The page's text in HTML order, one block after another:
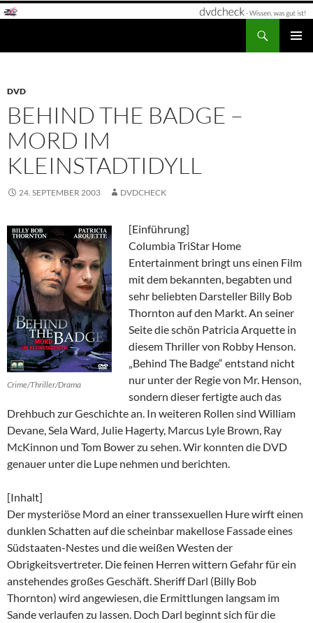
Zum
DVD
BEHIND THE BADGE –
MORD IM
KLEINSTADTIDYLL
24. SEPTEMBER 2003 DVDCHECK
Crime/Thriller/Drama
[Einführung]
Columbia TriStar Home
Entertainment bringt uns einen Film
mit dem bekannten, begabten und
sehr beliebten Darsteller Billy Bob
Thornton auf den Markt. An seiner
Seite die schön Patricia Arquette in
diesem Thriller von Robby Henson.
„Behind The Badge“ entstand nicht
nur unter der Regie von Mr. Henson,
sondern dieser fertigte auch das
Drehbuch zur Geschichte an. In weiteren Rollen sind William
Devane, Sela Ward, Julie Hagerty, Marcus Lyle Brown, Ray
McKinnon und Tom Bower zu sehen. Wir konnten die DVD
genauer unter die Lupe nehmen und berichten.
[Inhalt]
Der mysteriöse Mord an einer transsexuellen Hure wirft einen
dunklen Schatten auf die scheinbar makellose Fassade eines
Südstaaten-Nestes und die weißen Westen der
Obrigkeitsvertreter. Die feinen Herren wittern Gefahr für ein
anstehendes großes Geschäft. Sheriff Darl (Billy Bob
Thornton) wird angewiesen, die Ermittlungen langsam im
Sande verlaufen zu lassen. Doch Darl beginnt sich für die